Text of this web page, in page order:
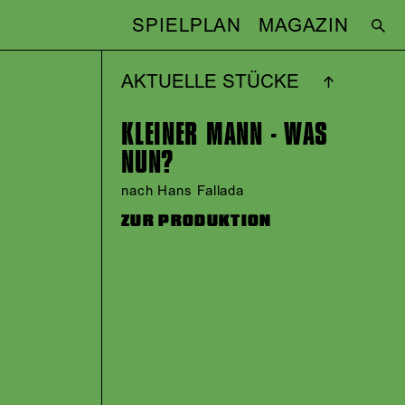
SPIELPLAN MAGAZIN
AKTUELLE STÜCKE
KLEINER MANN - WAS
NUN?
nach Hans Fallada
ZUR PRODUKTION